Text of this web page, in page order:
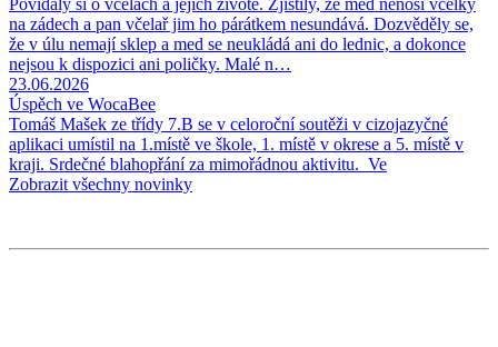
na zádech a pan včelař jim ho párátkem nesundává. Dozvěděly se,
že v úlu nemají sklep a med se neukládá ani do lednic, a dokonce
nejsou k dispozici ani poličky. Malé n…
23.06.2026
Úspěch ve WocaBee
Tomáš Mašek ze třídy 7.B se v celoroční soutěži v cizojazyčné
aplikaci umístil na 1.místě ve škole, 1. místě v okrese a 5. místě v
kraji. Srdečné blahopřání za mimořádnou aktivitu. Ve
Zobrazit všechny novinky